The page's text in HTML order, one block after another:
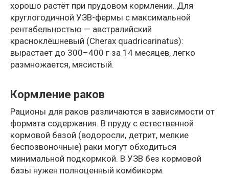
хорошо растёт при прудовом кормлении. Для
круглогодичной УЗВ-фермы с максимальной
рентабельностью — австралийский
красноклёшневый (Cherax quadricarinatus):
вырастает до 300–400 г за 14 месяцев, легко
размножается, мясистый.
Кормление раков
Рационы для раков различаются в зависимости от
формата содержания. В пруду с естественной
кормовой базой (водоросли, детрит, мелкие
беспозвоночные) раки могут обходиться
минимальной подкормкой. В УЗВ без кормовой
базы нужен полноценный комбикорм.